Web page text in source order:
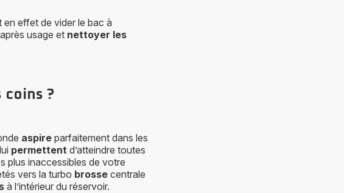
effet de vider le bac à
usage et nettoyer les
coins ?
aspire parfaitement dans les
permettent d’atteindre toutes
plus inaccessibles de votre
vers la turbo brosse centrale
à l’intérieur du réservoir.